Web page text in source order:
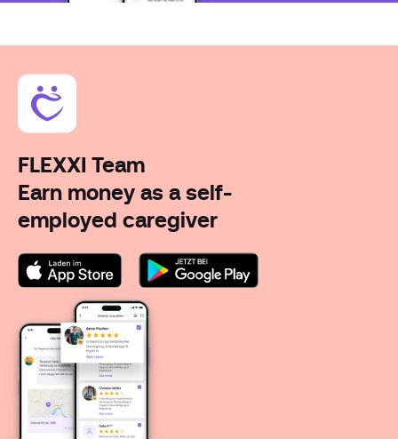
FLEXXI Team
Earn money as a self-
employed caregiver